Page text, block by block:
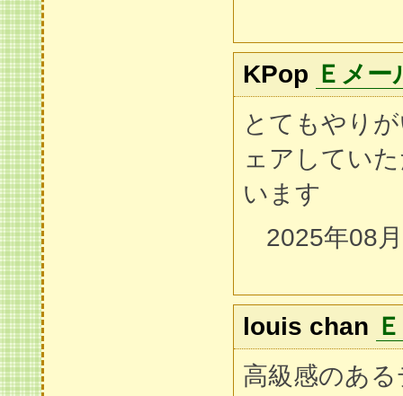
KPop Ｅメー
とてもやり
ェアしてい
います
2025年08
louis chan
高級感のあ